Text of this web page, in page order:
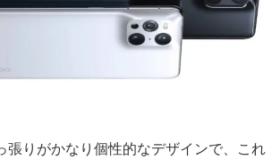
張りがかなり個性的なデザインで、これ